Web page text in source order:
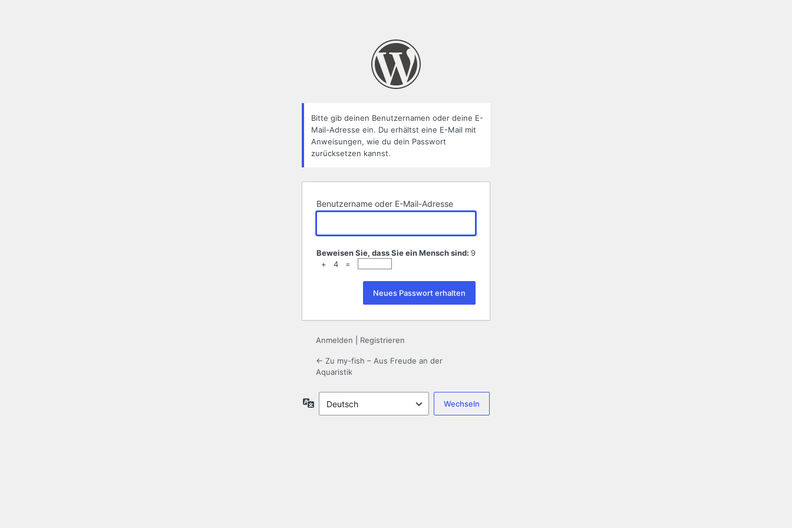
Bitte gib deinen Benutzernamen oder deine E-
Mail-Adresse ein. Du erhältst eine E-Mail mit
Anweisungen, wie du dein Passwort
zurücksetzen kannst.
Benutzername oder E-Mail-Adresse
Beweisen Sie, dass Sie ein Mensch sind: 9
+ 4 =
Anmelden Registrieren
← Zu my-fish – Aus Freude an der
Aquaristik
Sprache